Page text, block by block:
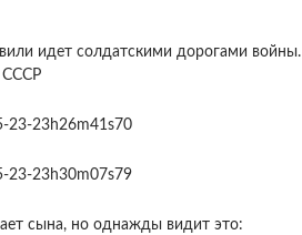
идет солдатскими дорогами
СССР
сына, но однажды видит это: